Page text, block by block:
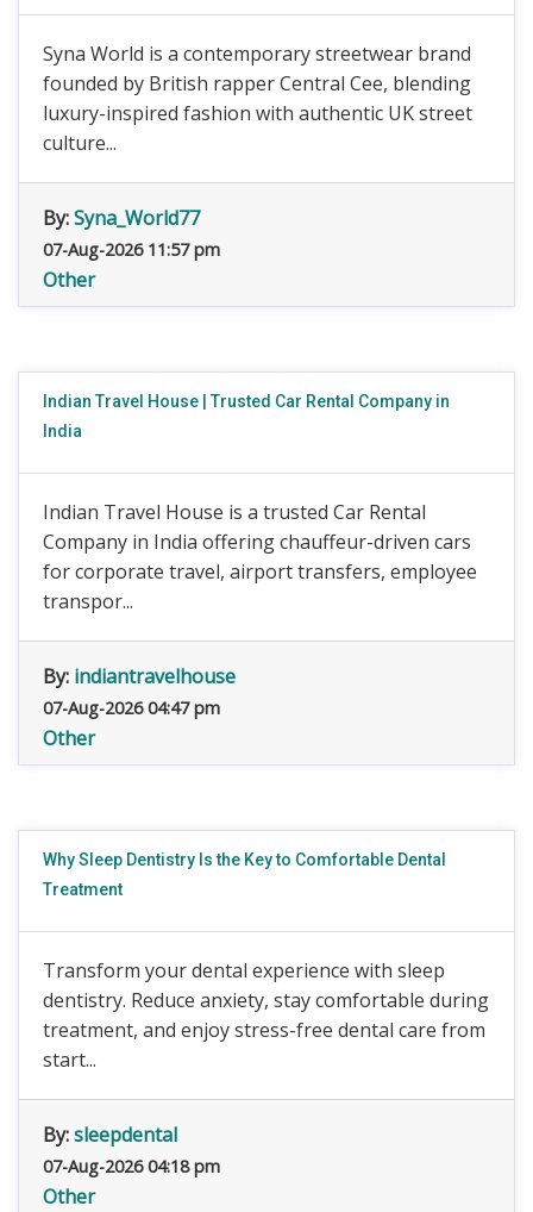
Syna World is a contemporary streetwear brand
founded by British rapper Central Cee, blending
luxury-inspired fashion with authentic UK street
culture...
By:Syna_World77
07-Aug-2026 11:57 pm
Other
Indian Travel House | Trusted Car Rental Company in
India
Indian Travel House is a trusted Car Rental
Company in India offering chauffeur-driven cars
for corporate travel, airport transfers, employee
transpor...
By: indiantravelhouse
07-Aug-2026 04:47 pm
Other
Why Sleep Dentistry Is the Key to Comfortable Dental
Treatment
Transform your dental experience with sleep
dentistry. Reduce anxiety, stay comfortable during
treatment, and enjoy stress-free dental care from
start...
By:sleepdental
07-Aug-2026 04:18 pm
Other